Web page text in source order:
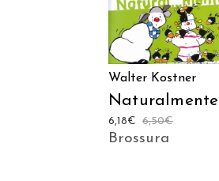
AGGIUNGI AL
CARRELLO
Walter Kostner
Naturalmente
6,50€
6,18€
Brossura